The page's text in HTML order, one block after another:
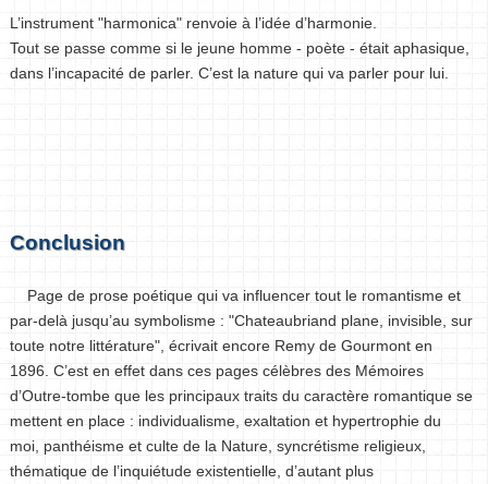
L’instrument "harmonica" renvoie à l’idée d’harmonie.
Tout se passe comme si le jeune homme - poète - était aphasique,
dans l’incapacité de parler. C’est la nature qui va parler pour lui.
Conclusion
Page de prose poétique qui va influencer tout le romantisme et
par-delà jusqu’au symbolisme : "Chateaubriand plane, invisible, sur
toute notre littérature", écrivait encore Remy de Gourmont en
1896. C’est en effet dans ces pages célèbres des Mémoires
d’Outre-tombe que les principaux traits du caractère romantique se
mettent en place : individualisme, exaltation et hypertrophie du
moi, panthéisme et culte de la Nature, syncrétisme religieux,
thématique de l’inquiétude existentielle, d’autant plus